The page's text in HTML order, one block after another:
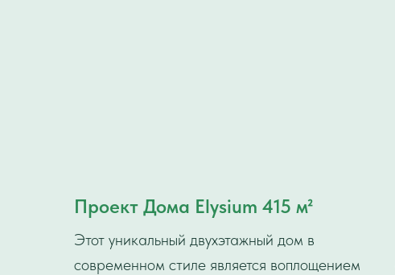
Проект Дома Elysium 415 м²
Этот уникальный двухэтажный дом в
современном стиле является воплощением